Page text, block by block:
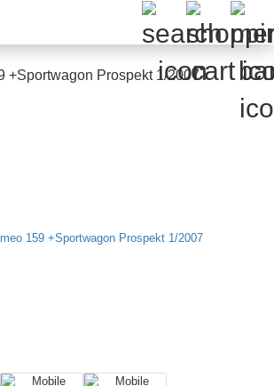
+Sportwagon Prospekt 1/2007